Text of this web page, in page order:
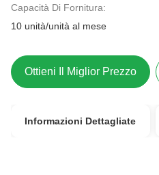
Capacità Di Fornitura:
10 unità/unità al mese
Ottieni Il Miglior Prezzo
Informazioni Dettagliate